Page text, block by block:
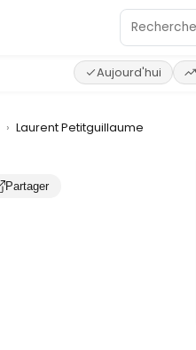
Aujourd'hui
› Laurent Petitguillaume
Partager